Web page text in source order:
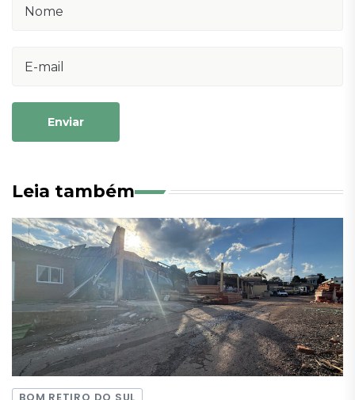
Enviar
Leia também